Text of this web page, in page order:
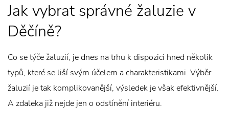
Jak vybrat správné žaluzie v
Děčíně?
Co se týče žaluzií, je dnes na trhu k dispozici hned několik
typů, které se liší svým účelem a charakteristikami. Výběr
žaluzií je tak komplikovanější, výsledek je však efektivnější.
A zdaleka již nejde jen o odstínění interiéru.